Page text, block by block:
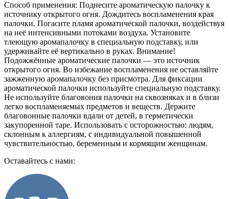
Способ применения: Поднесите ароматическую палочку к
источнику открытого огня. Дождитесь воспламенения края
палочки. Погасите пламя ароматической палочки, воздействуя
на неё интенсивными потоками воздуха. Установите
тлеющую аромапалочку в специальную подставку, или
удерживайте её вертикально в руках. Внимание!
Подожжённые ароматические палочки — это источник
открытого огня. Во избежание воспламенения не оставляйте
зажженную аромапалочку без присмотра. Для фиксации
ароматической палочки используйте специальную подставку.
Не используйте благовония палочки на сквозняках и в близи
легко воспламеняемых предметов и веществ. Держите
благовонные палочки вдали от детей, в герметически
закупоренной таре. Использовать с осторожностью: людям,
склонным к аллергиям, с индивидуальной повышенной
чувствительностью, беременным и кормящим женщинам.
Оставайтесь с нами: